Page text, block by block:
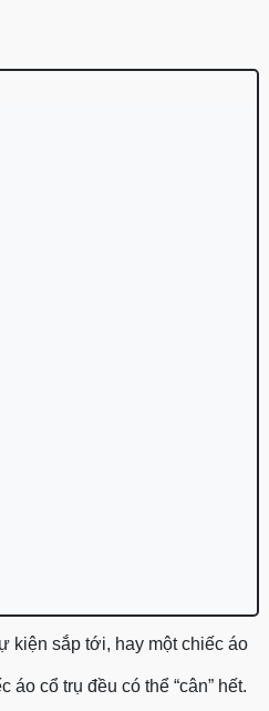
kiện sắp tới, hay một chiếc áo
cổ trụ đều có thể “cân” hết.